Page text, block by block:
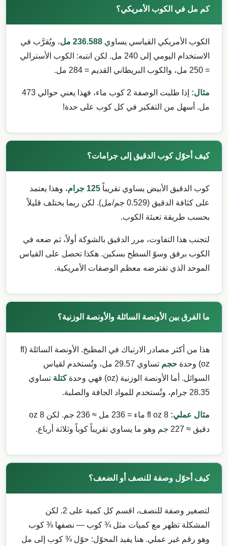
كم مل في الكوب الأمريكي؟
الكوب الأمريكي القياسي يساوي 236.588 مل
، ويُقرَّب في
الاستخدام اليومي إلى 240 مل. لكن انتبه: الكوب الأسترالي
= 250 مل، والكوب البريطاني القديم = 284 مل.
مثال:
إذا طلبت الوصفة 2 كوب ماء، فهذا يعني حوالي 473
مل. أسهل من التفكير في كل كوب على حدة!
كيف أحوّل كوب الدقيق إلى جرامات؟
كوب الدقيق الأبيض يساوي تقريباً 125 جرام
، وهذا يعتمد
على كثافة الدقيق (0.529 جم/مل). لكن ربما يختلف قليلاً
بحسب طريقة تعبئة الكوب.
لتجنب هذا التفاوت، مرر الدقيق بالشوكة أولاً، ثم ضعه في
الكوب برفق وسوّ السطح بسكين. هكذا تحصل على القياس
الموحد الذي تفترضه معظم الوصفات الأمريكية.
ما الفرق بين الأونصة السائلة والأونصة الوزنية؟
هذا من أكثر مصادر الارتباك في المطبخ. الأونصة السائلة (fl
oz) وحدة
حجم
تساوي 29.57 مل، وتُستخدم لقياس
السوائل. أما الأونصة الوزنية (oz) فهي وحدة
كتلة تساوي
28.35 جرام، وتُستخدم للمواد الجافة والصلبة.
مثال عملي:
8 fl oz ماء = 236 مل ≈ 236 جم. لكن 8 oz
دقيق ≈ 227 جم وهو ما يساوي تقريباً كوباً وثلاثة أرباع.
كيف أحوّل وصفة للنصف أو الضعف؟
لتصغير وصفة للنصف، اقسم كل كمية على 2. لكن
المشكلة تظهر مع كميات مثل ¾ كوب — نصفها ⅜ كوب
وهو رقم غير عملي. هنا يفيد المحوّل: حوّل ¾ كوب إلى مل